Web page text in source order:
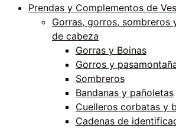
Prendas y Complementos de
Gorras, gorros, sombreros
de cabeza
Gorras y Boinas
Gorros y
Sombreros
Bandanas y pañoletas
Cuelleros corbatas y
Cadenas de